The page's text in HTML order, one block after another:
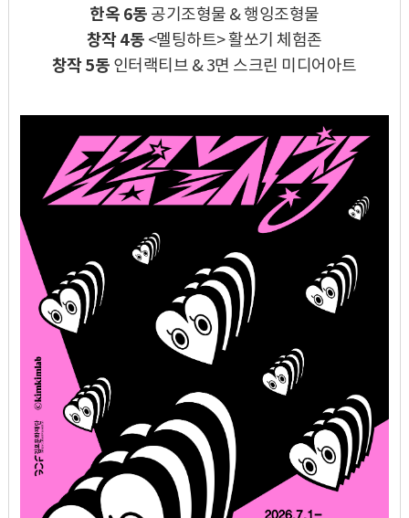
한옥 6동 공기조형물 & 행잉조형물
창작 4동 <멜팅하트> 활쏘기 체험존
창작 5동 인터랙티브 & 3면 스크린 미디어아트